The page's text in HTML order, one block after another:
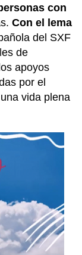
con
Con el lema
del SXF
de
apoyos
por el
vida plena